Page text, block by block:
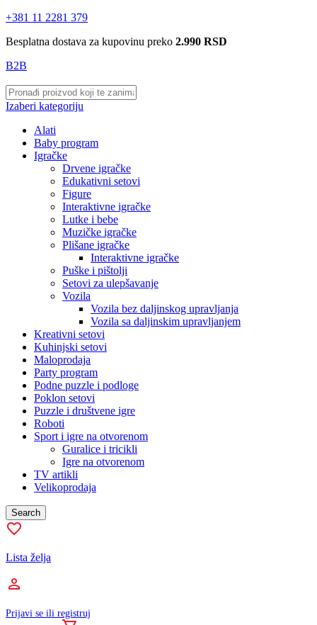
+381 11 2281 379
Besplatna dostava za kupovinu preko 2.990 RSD
B2B
Izaberi kategoriju
Alati
Baby program
Igračke
Drvene igračke
Edukativni setovi
Figure
Interaktivne igračke
Lutke i bebe
Muzičke igračke
Plišane igračke
Interaktivne igračke
Puške i pištolji
Setovi za ulepšavanje
Vozila
Vozila bez daljinskog upravljanja
Vozila sa daljinskim upravljanjem
Kreativni setovi
Kuhinjski setovi
Maloprodaja
Party program
Podne puzzle i podloge
Poklon setovi
Puzzle i društvene igre
Roboti
Sport i igre na otvorenom
Guralice i tricikli
Igre na otvorenom
TV artikli
Velikoprodaja
Search
Lista želja
Prijavi se ili registruj